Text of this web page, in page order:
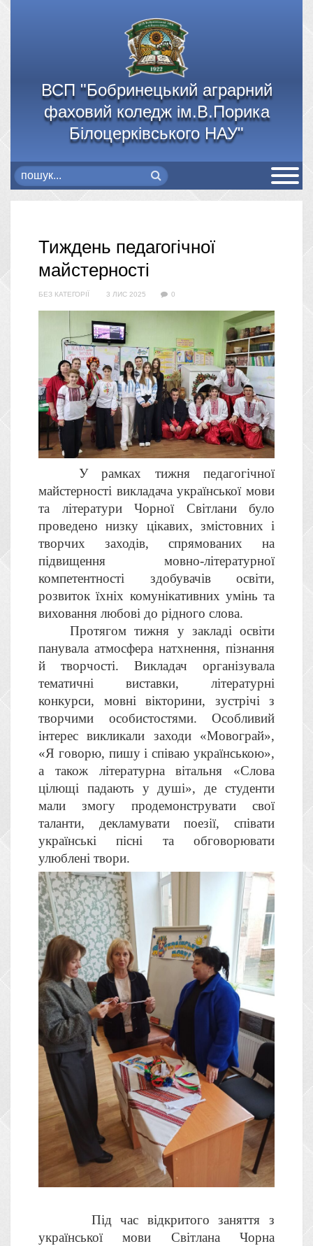
ВСП "Бобринецький аграрний
фаховий коледж ім.В.Порика
Білоцерківського НАУ"
Тиждень педагогічної
майстерності
БЕЗ КАТЕГОРІЇ 3 ЛИС 2025 0
У рамках тижня педагогічної
майстерності викладача української мови
та літератури Чорної Світлани було
проведено низку цікавих, змістовних і
творчих заходів, спрямованих на
підвищення мовно-літературної
компетентності здобувачів освіти,
розвиток їхніх комунікативних умінь та
виховання любові до рідного слова.
Протягом тижня у закладі освіти
панувала атмосфера натхнення, пізнання
й творчості. Викладач організувала
тематичні виставки, літературні
конкурси, мовні вікторини, зустрічі з
творчими особистостями. Особливий
інтерес викликали заходи «Мовограй»,
«Я говорю, пишу і співаю українською»,
а також літературна вітальня «Слова
цілющі падають у душі», де студенти
мали змогу продемонструвати свої
таланти, декламувати поезії, співати
українські пісні та обговорювати
улюблені твори.
Під час відкритого заняття з
української мови Світлана Чорна